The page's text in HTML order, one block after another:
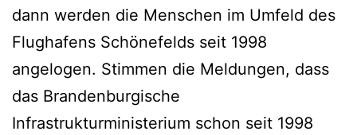
dann werden die Menschen im Umfeld des
Flughafens Schönefelds seit 1998
angelogen. Stimmen die Meldungen, dass
das Brandenburgische
Infrastrukturministerium schon seit 1998